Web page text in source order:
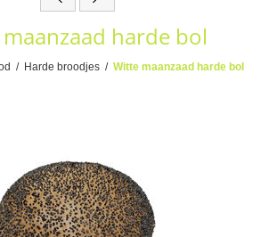
harde bol
/ Harde broodjes / Witte maanzaad harde bol